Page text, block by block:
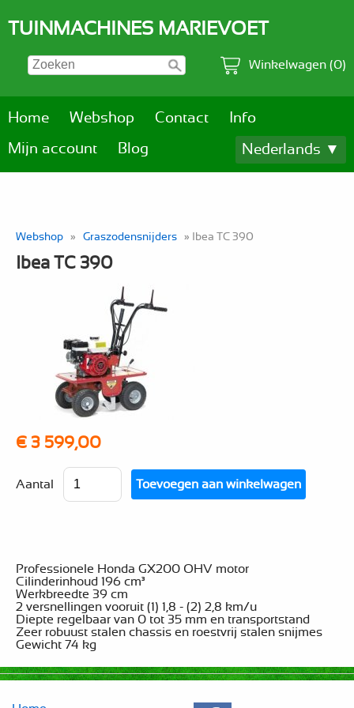
TUINMACHINES MARIEVOET
Winkelwagen (0)
Home Webshop Contact Info
Mijn account Blog Nederlands ▼
Webshop » Graszodensnijders » Ibea TC 390
Ibea TC 390
€ 3 599,00
Aantal
Professionele Honda GX200 OHV motor
Cilinderinhoud 196 cm³
Werkbreedte 39 cm
2 versnellingen vooruit (1) 1,8 - (2) 2,8 km/u
Diepte regelbaar van 0 tot 35 mm en transportstand
Zeer robuust stalen chassis en roestvrij stalen snijmes
Gewicht 74 kg